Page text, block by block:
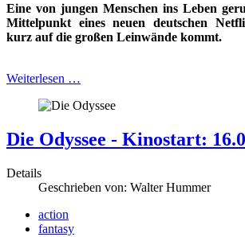
Eine von jungen Menschen ins Leben
Mittelpunkt einesneuen deutschen
kurz auf die großen Leinwände kommt.
Weiterlesen …
Die Odyssee - Kinostart:
Details
Geschrieben von: Walter Hummer
action
fantasy